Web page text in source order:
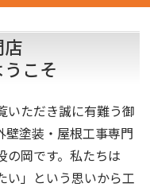
店
こそ
いただき誠に有難う御
壁塗装・屋根工事専門
の岡です。私たちは
い」という思いから工